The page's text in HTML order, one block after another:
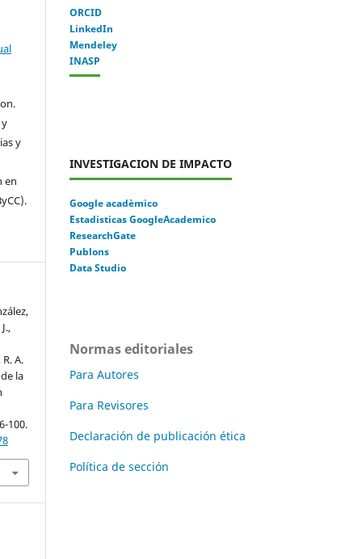
y
en
A.
la
100.
ORCID
LinkedIn
Mendeley
INASP
INVESTIGACION DE IMPACTO
Google acadèmico
Estadisticas GoogleAcademico
ResearchGate
Publons
Data Studio
Normas editoriales
Para Autores
Para Revisores
Declaración de publicación ética
Política de sección